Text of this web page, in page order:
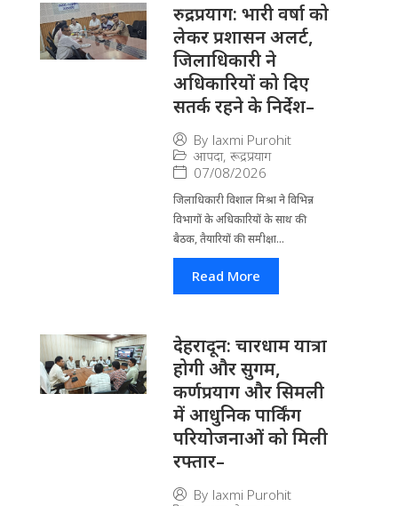
रुद्रप्रयाग: भारी वर्षा को
लेकर प्रशासन अलर्ट,
जिलाधिकारी ने
अधिकारियों को दिए
सतर्क रहने के निर्देश–
By laxmi Purohit
आपदा, रूद्रप्रयाग
07/08/2026
जिला​धिकारी विशाल मिश्रा ने वि​भिन्न
विभागों के अ​धिकारियों के साथ की
बैठक, तैयारियों की समीक्षा...
Read More
देहरादून: चारधाम यात्रा
होगी और सुगम,
कर्णप्रयाग और सिमली
में आधुनिक पार्किंग
परियोजनाओं को मिली
रफ्तार–
By laxmi Purohit